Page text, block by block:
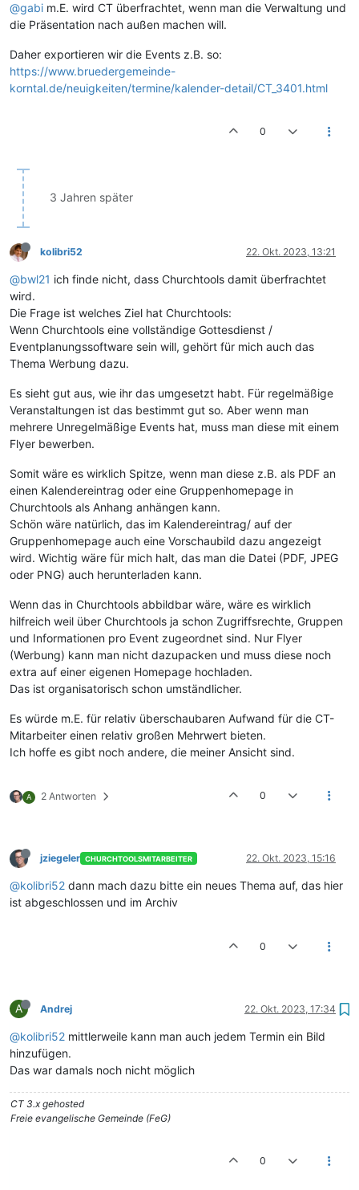
@gabi m.E. wird CT überfrachtet, wenn man die Verwaltung und
die Präsentation nach außen machen will.
Daher exportieren wir die Events z.B. so:
https://www.bruedergemeinde-
korntal.de/neuigkeiten/termine/kalender-detail/CT_3401.html
0
3 Jahren später
kolibri52 22. Okt. 2023, 13:21
@bwl21 ich finde nicht, dass Churchtools damit überfrachtet
wird.
Die Frage ist welches Ziel hat Churchtools:
Wenn Churchtools eine vollständige Gottesdienst /
Eventplanungssoftware sein will, gehört für mich auch das
Thema Werbung dazu.
Es sieht gut aus, wie ihr das umgesetzt habt. Für regelmäßige
Veranstaltungen ist das bestimmt gut so. Aber wenn man
mehrere Unregelmäßige Events hat, muss man diese mit einem
Flyer bewerben.
Somit wäre es wirklich Spitze, wenn man diese z.B. als PDF an
einen Kalendereintrag oder eine Gruppenhomepage in
Churchtools als Anhang anhängen kann.
Schön wäre natürlich, das im Kalendereintrag/ auf der
Gruppenhomepage auch eine Vorschaubild dazu angezeigt
wird. Wichtig wäre für mich halt, das man die Datei (PDF, JPEG
oder PNG) auch herunterladen kann.
Wenn das in Churchtools abbildbar wäre, wäre es wirklich
hilfreich weil über Churchtools ja schon Zugriffsrechte, Gruppen
und Informationen pro Event zugeordnet sind. Nur Flyer
(Werbung) kann man nicht dazupacken und muss diese noch
extra auf einer eigenen Homepage hochladen.
Das ist organisatorisch schon umständlicher.
Es würde m.E. für relativ überschaubaren Aufwand für die CT-
Mitarbeiter einen relativ großen Mehrwert bieten.
Ich hoffe es gibt noch andere, die meiner Ansicht sind.
A 2 Antworten 0
jziegeler CHURCHTOOLSMITARBEITER 22. Okt. 2023, 15:16
@kolibri52 dann mach dazu bitte ein neues Thema auf, das hier
ist abgeschlossen und im Archiv
0
A Andrej 22. Okt. 2023, 17:34
@kolibri52 mittlerweile kann man auch jedem Termin ein Bild
hinzufügen.
Das war damals noch nicht möglich
CT 3.x gehosted
Freie evangelische Gemeinde (FeG)
0